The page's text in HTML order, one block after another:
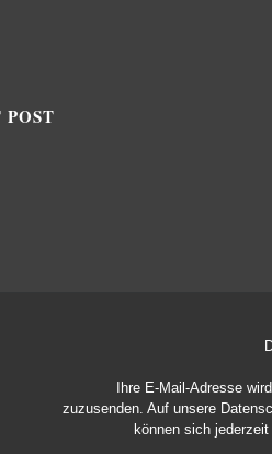
Ihre E-Mail-Adresse
zuzusenden. Auf unsere
können sich